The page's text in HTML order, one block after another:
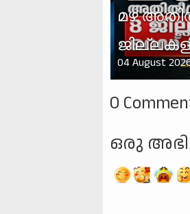
മഴ
04 August
0
ഒരു